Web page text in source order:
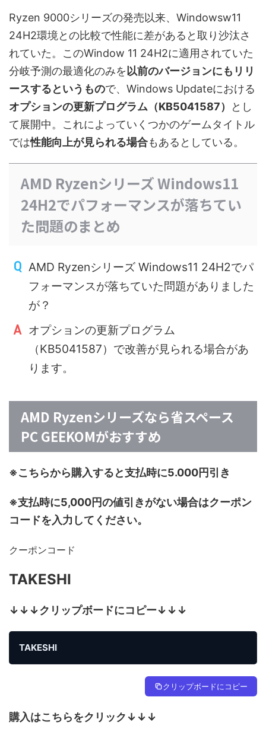
Ryzen 9000シリーズの発売以来、Windowsw11
24H2環境との比較で性能に差があると取り沙汰さ
れていた。このWindow 11 24H2に適用されていた
分岐予測の最適化のみを 以前のバージョンにもリリ
ースするというもので、Windows Updateにおける
オプションの更新プログラム（KB5041587）
とし
て展開中。これによっていくつかのゲームタイトル
では性能向上が見られる場合もあるとしている。
AMD Ryzenシリーズ Windows11
24H2でパフォーマンスが落ちてい
た問題のまとめ
AMD Ryzenシリーズ Windows11 24H2でパ
フォーマンスが落ちていた問題がありました
が？
オプションの更新プログラム
（KB5041587）で改善が見られる場合があ
ります。
AMD Ryzenシリーズなら省スペース
PC GEEKOMがおすすめ
※こちらから購入すると支払時に5.000円引き
※支払時に5,000円の値引きがない場合はクーポン
コードを入力してください。
クーポンコード
TAKESHI
↓↓↓クリップボードにコピー↓↓↓
TAKESHI
クリップボードにコピー
購入はこちらをクリック↓↓↓